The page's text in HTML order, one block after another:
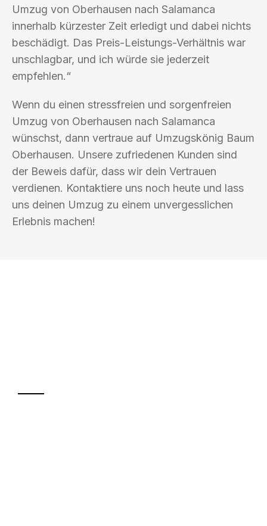
Umzug von Oberhausen nach Salamanca
innerhalb kürzester Zeit erledigt und dabei nichts
beschädigt. Das Preis-Leistungs-Verhältnis war
unschlagbar, und ich würde sie jederzeit
empfehlen.“
Wenn du einen stressfreien und sorgenfreien
Umzug von Oberhausen nach Salamanca
wünschst, dann vertraue auf Umzugskönig Baum
Oberhausen. Unsere zufriedenen Kunden sind
der Beweis dafür, dass wir dein Vertrauen
verdienen. Kontaktiere uns noch heute und lass
uns deinen Umzug zu einem unvergesslichen
Erlebnis machen!